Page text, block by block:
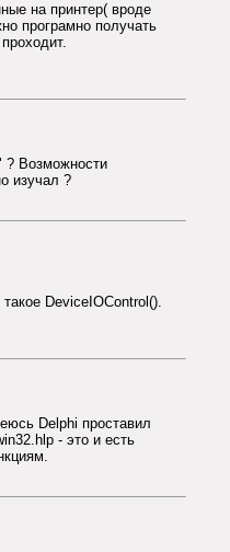
на принтер( вроде
програмно получать
? Возможности
изучал ?
DeviceIOControl().
Delphi проставил
- это и есть